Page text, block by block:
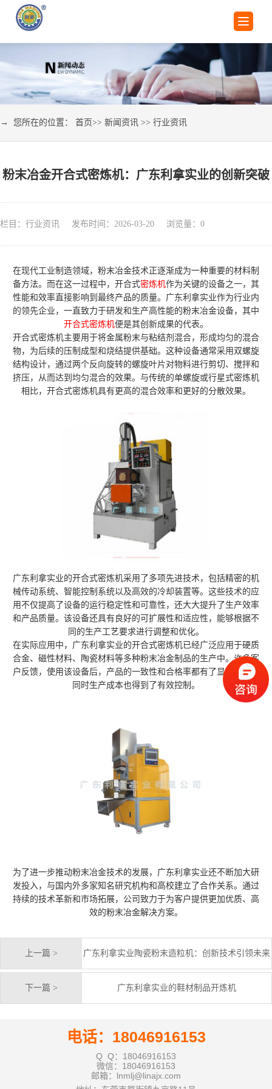
→ 您所在的位置： 首页>> 新闻资讯 >> 行业资讯
粉末冶金开合式密炼机：广东利拿实业的创新突破
栏目：行业资讯 发布时间：2026-03-20 浏览量： 0
在现代工业制造领域，粉末冶金技术正逐渐成为一种重要的材料制
备方法。而在这一过程中，开合式密炼机作为关键的设备之一，其
性能和效率直接影响到最终产品的质量。广东利拿实业作为行业内
的领先企业，一直致力于研发和生产高性能的粉末冶金设备，其中
开合式密炼机便是其创新成果的代表。
开合式密炼机主要用于将金属粉末与粘结剂混合，形成均匀的混合
物，为后续的压制成型和烧结提供基础。这种设备通常采用双螺旋
结构设计，通过两个反向旋转的螺旋叶片对物料进行剪切、搅拌和
挤压，从而达到均匀混合的效果。与传统的单螺旋或行星式密炼机
相比，开合式密炼机具有更高的混合效率和更好的分散效果。
广东利拿实业的开合式密炼机采用了多项先进技术，包括精密的机
械传动系统、智能控制系统以及高效的冷却装置等。这些技术的应
用不仅提高了设备的运行稳定性和可靠性，还大大提升了生产效率
和产品质量。该设备还具有良好的可扩展性和适应性，能够根据不
同的生产工艺要求进行调整和优化。
在实际应用中，广东利拿实业的开合式密炼机已经广泛应用于硬质
合金、磁性材料、陶瓷材料等多种粉末冶金制品的生产中。许多客
户反馈，使用该设备后，产品的一致性和合格率都有了显著提高，
同时生产成本也得到了有效控制。
为了进一步推动粉末冶金技术的发展，广东利拿实业还不断加大研
发投入，与国内外多家知名研究机构和高校建立了合作关系。通过
持续的技术革新和市场拓展，公司致力于为客户提供更加优质、高
效的粉末冶金解决方案。
上一篇 > 广东利拿实业陶瓷粉末造粒机：创新技术引领未来
下一篇 > 广东利拿实业的鞋材制品开炼机
电话：18046916153
Q Q：18046916153
微信：18046916153
邮箱：lnmlj@linajx.com